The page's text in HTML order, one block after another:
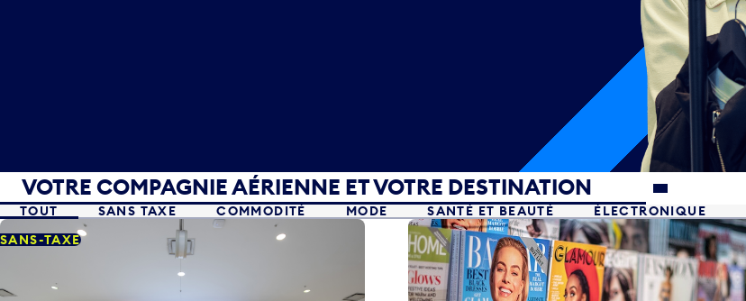
Votre compagnie aérienne et votre destination
VOTRE COMPAGNIE AÉRIENNE ET VOTRE DESTINATION
TOUT SANS TAXE COMMODITÉ MODE SANTÉ ET BEAUTÉ ÉLECTRONIQUE
SANS-TAXE